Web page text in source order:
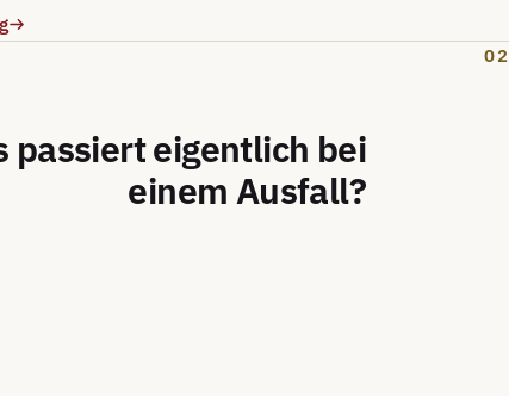
02
passiert eigentlich bei
einem Ausfall?